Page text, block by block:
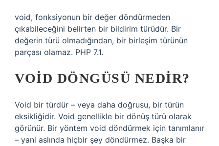
void, fonksiyonun bir değer döndürmeden
çıkabileceğini belirten bir bildirim türüdür. Bir
değerin türü olmadığından, bir birleşim türünün
parçası olamaz. PHP 7.1.
VOID DÖNGÜSÜ NEDIR?
Void bir türdür – veya daha doğrusu, bir türün
eksikliğidir. Void genellikle bir dönüş türü olarak
görünür. Bir yöntem void döndürmek için tanımlanır
– yani aslında hiçbir şey döndürmez. Başka bir